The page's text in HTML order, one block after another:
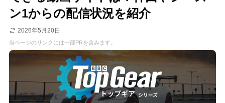
ン1からの配信状況を紹介
2026年5月20日
当ページのリンクには一部PRを含みます。